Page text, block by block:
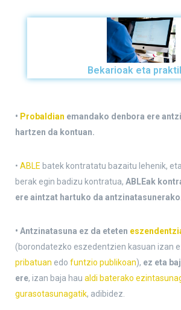
Bekarioak eta
• Probaldian emandako denbora ere
hartzen da kontuan.
• ABLE batek kontratatu bazaitu lehenik,
berak egin badizu kontratua, ABLEak
ere aintzat hartuko da antzinatasunerako
• Antzinatasuna ez da eteten
(borondatezko eszedentzien kasuan izan
pribatuan edo funtzio publikoan), ez eta
ere, izan baja hau aldi baterako
gurasotasunagatik, adibidez.